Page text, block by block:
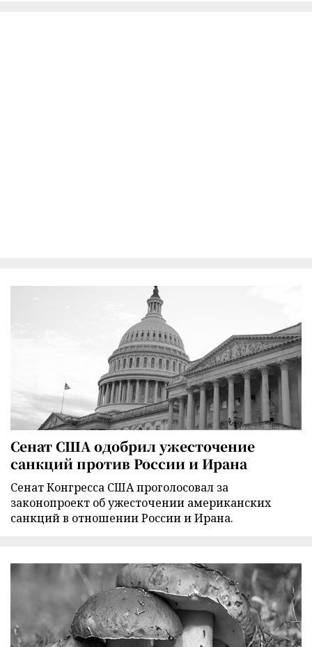
Сенат США одобрил ужесточение
санкций против России и Ирана
Сенат Конгресса США проголосовал за
законопроект об ужесточении американских
санкций в отношении России и Ирана.